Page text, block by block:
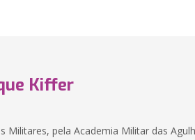
Kiffer
Militares, pela Academia Militar das